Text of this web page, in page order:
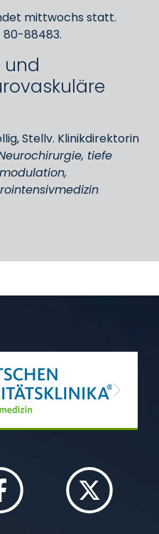
mittwochs statt.
80-88483.
und
Stellv. Klinikdirektorin
tiefe
Next